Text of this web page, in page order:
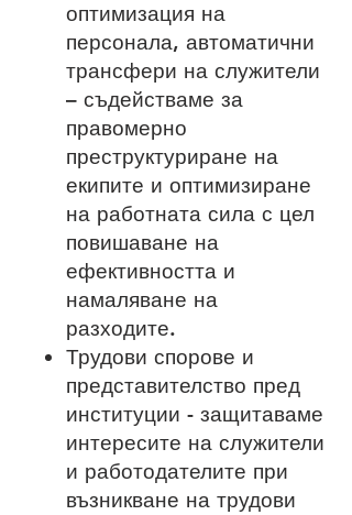
оптимизация на
персонала, автоматични
трансфери на служители
– съдействаме за
правомерно
преструктуриране на
екипите и оптимизиране
на работната сила с цел
повишаване на
ефективността и
намаляване на
разходите.
Трудови спорове и
представителство пред
институции - защитаваме
интересите на служители
и работодателите при
възникване на трудови